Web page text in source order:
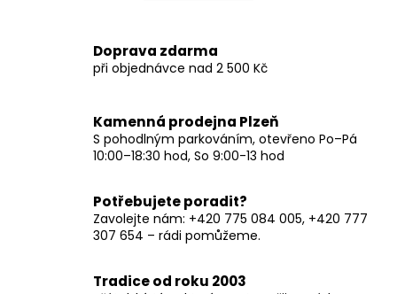
á
a
c
r
v
k
v
ý
p
s
á
n
Doprava zdarma
při objednávce nad 2 500 Kč
Kamenná prodejna Plzeň
S pohodlným parkováním, otevřeno Po–Pá
10:00–18:30 hod, So 9:00-13 hod
Potřebujete poradit?
Zavolejte nám: +420 775 084 005, +420 777
307 654 – rádi pomůžeme.
Tradice od roku 2003